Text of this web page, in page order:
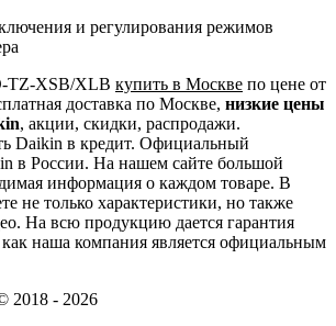
и регулирования режимов
TZ-XSB/XLB купить в Москве по цене от
доставка по Москве, низкие цены
, акции, скидки, распродажи.
Daikin в кредит. Официальный
в России. На нашем сайте большой
информация о каждом товаре. В
не только характеристики, но также
На всю продукцию дается гарантия
как наша компания является официальным
2018 - 2026